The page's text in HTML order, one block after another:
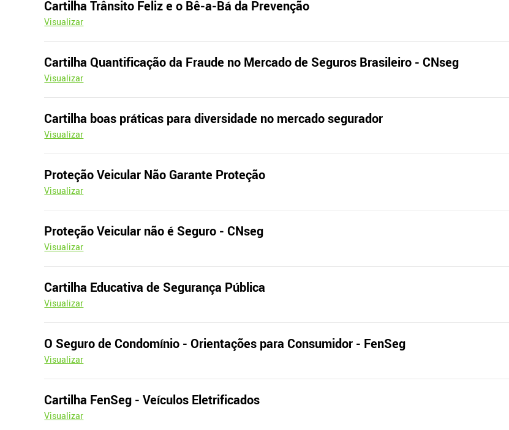
Cartilha Trânsito Feliz e o Bê-a-Bá da Prevenção
Visualizar
Cartilha Quantificação da Fraude no Mercado de Seguros Brasileiro - CNseg
Visualizar
Cartilha boas práticas para diversidade no mercado segurador
Visualizar
Proteção Veicular Não Garante Proteção
Visualizar
Proteção Veicular não é Seguro - CNseg
Visualizar
Cartilha Educativa de Segurança Pública
Visualizar
O Seguro de Condomínio - Orientações para Consumidor - FenSeg
Visualizar
Cartilha FenSeg - Veículos Eletrificados
Visualizar